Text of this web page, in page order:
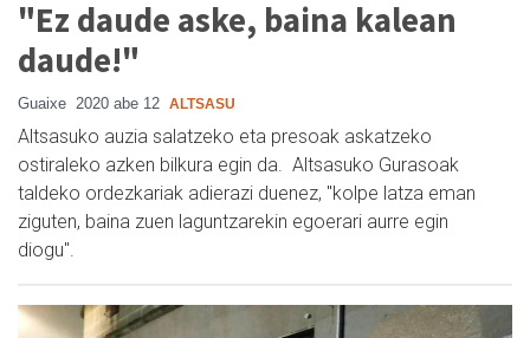
"Ez daude aske, baina kalean
daude!"
Guaixe 2020 abe 12 ALTSASU
Altsasuko auzia salatzeko eta presoak askatzeko
ostiraleko azken bilkura egin da. Altsasuko Gurasoak
taldeko ordezkariak adierazi duenez, "kolpe latza eman
ziguten, baina zuen laguntzarekin egoerari aurre egin
diogu".